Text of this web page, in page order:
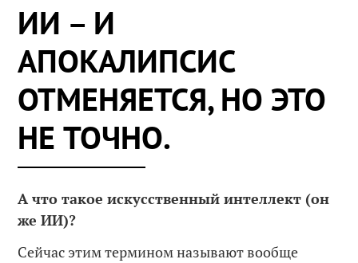
ИИ – И
АПОКАЛИПСИС
ОТМЕНЯЕТСЯ, НО ЭТО
НЕ ТОЧНО.
А что такое искусственный интеллект (он
же ИИ)?
Сейчас этим термином называют вообще